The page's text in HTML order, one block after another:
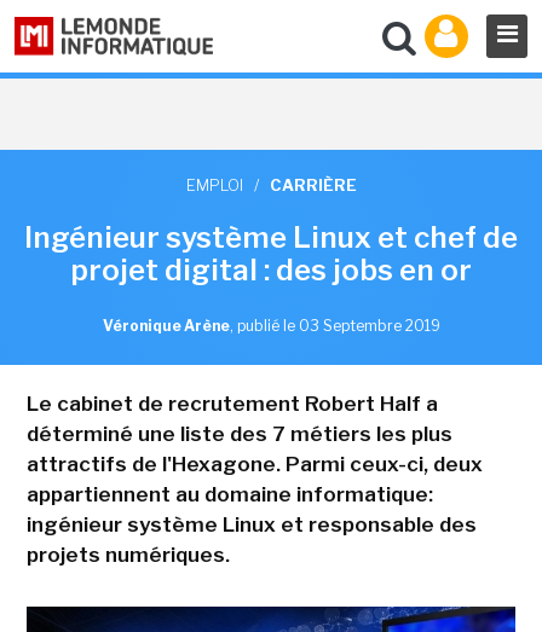
EMPLOI / CARRIÈRE
Ingénieur système Linux et chef de
projet digital : des jobs en or
Véronique Arène, publié le 03 Septembre 2019
Le cabinet de recrutement Robert Half a
déterminé une liste des 7 métiers les plus
attractifs de l'Hexagone. Parmi ceux-ci, deux
appartiennent au domaine informatique:
ingénieur système Linux et responsable des
projets numériques.